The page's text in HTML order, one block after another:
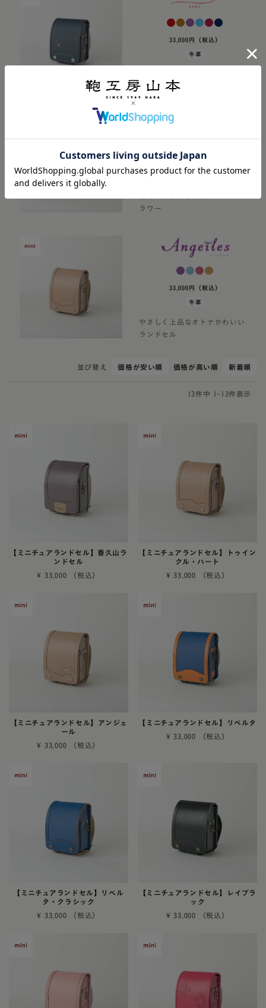
33,000円（税込）
牛革
33,000円（税込）
ラワー
33,000円（税込）
牛革
やさしく上品なオトナかわいい
ランドセル
並び替え 価格が安い順 価格が高い順 新着順
13件中 1 - 13件表示
【ミニチュアランドセル】香久山ラ
ンドセル
¥ 33,000
【ミニチュアランドセル】トゥイン
クル・ハート
¥ 33,000
【ミニチュアランドセル】アンジェ
ール
¥
33,000
【ミニチュアランドセル】リベルタ
¥ 33,000
【ミニチュアランドセル】リベル
タ・クラシック
¥
33,000
【ミニチュアランドセル】レイブラ
ック
¥ 33,000